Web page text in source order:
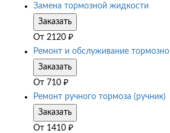
Замена тормозной жидкости
Заказать
От 2120 ₽
Ремонт и обслуживание
Заказать
От 710 ₽
Ремонт ручного тормоза (ручник)
Заказать
От 1410 ₽